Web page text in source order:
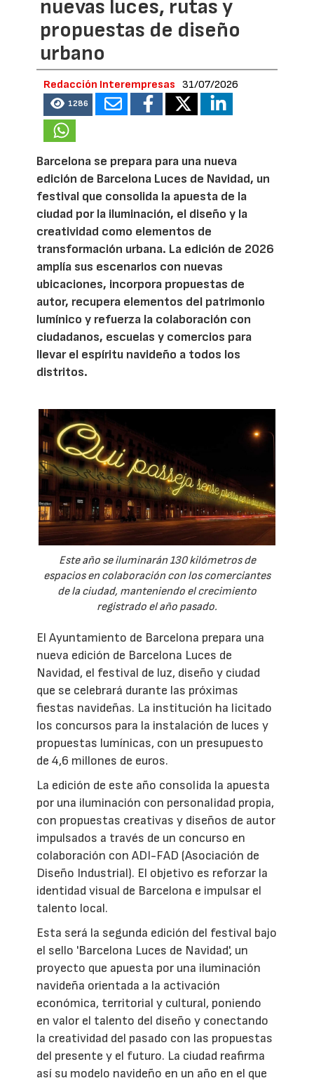
nuevas luces, rutas y
propuestas de diseño
urbano
Redacción Interempresas 31/07/2026
1286
Barcelona se prepara para una nueva
edición de Barcelona Luces de Navidad, un
festival que consolida la apuesta de la
ciudad por la iluminación, el diseño y la
creatividad como elementos de
transformación urbana. La edición de 2026
amplía sus escenarios con nuevas
ubicaciones, incorpora propuestas de
autor, recupera elementos del patrimonio
lumínico y refuerza la colaboración con
ciudadanos, escuelas y comercios para
llevar el espíritu navideño a todos los
distritos.
Este año se iluminarán 130 kilómetros de
espacios en colaboración con los comerciantes
de la ciudad, manteniendo el crecimiento
registrado el año pasado.
El Ayuntamiento de Barcelona prepara una
nueva edición de Barcelona Luces de
Navidad, el festival de luz, diseño y ciudad
que se celebrará durante las próximas
fiestas navideñas. La institución ha licitado
los concursos para la instalación de luces y
propuestas lumínicas, con un presupuesto
de 4,6 millones de euros.
La edición de este año consolida la apuesta
por una iluminación con personalidad propia,
con propuestas creativas y diseños de autor
impulsados a través de un concurso en
colaboración con ADI-FAD (Asociación de
Diseño Industrial). El objetivo es reforzar la
identidad visual de Barcelona e impulsar el
talento local.
Esta será la segunda edición del festival bajo
el sello 'Barcelona Luces de Navidad', un
proyecto que apuesta por una iluminación
navideña orientada a la activación
económica, territorial y cultural, poniendo
en valor el talento del diseño y conectando
la creatividad del pasado con las propuestas
del presente y el futuro. La ciudad reafirma
así su modelo navideño en un año en el que